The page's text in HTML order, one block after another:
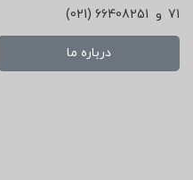
(021) 66408251 و 71
درباره ما